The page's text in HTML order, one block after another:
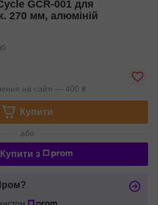
GCR-001 для
270 мм, алюміній
на сайті — 400 ₴
Купити
або
Купити з